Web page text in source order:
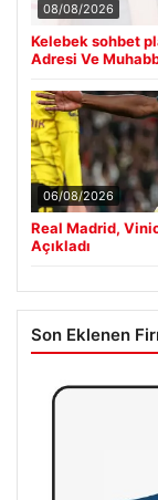
08/08/2026
Kelebek sohbet
Adresi Ve
06/08/2026
Real Madrid,
Açıkladı
Son Eklenen